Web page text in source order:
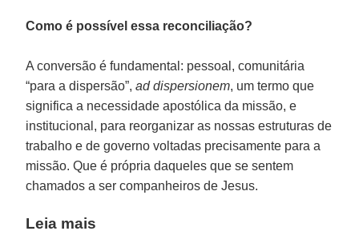
Como é possível essa reconciliação?
A conversão é fundamental: pessoal, comunitária
“para a dispersão”,ad dispersionem, um termo que
significa a necessidade apostólica da missão, e
institucional, para reorganizar as nossas estruturas de
trabalho e de governo voltadas precisamente para a
missão. Que é própria daqueles que se sentem
chamados a ser companheiros de Jesus.
Leia mais